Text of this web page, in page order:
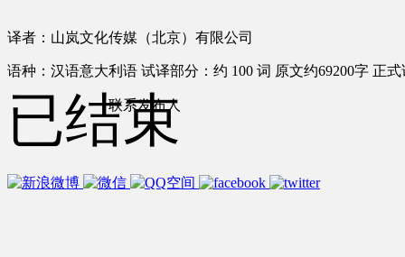
译者：山岚文化传媒（北京）有限公司
语种：汉语意大利语 试译部分：约 100 词 原文约69200字 正式
联系发布人
已结束